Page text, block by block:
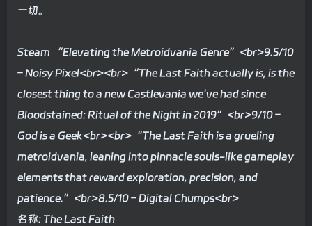
一切。
Steam “Elevating the Metroidvania Genre”<br>9.5/10
– Noisy Pixel<br><br>“The Last Faith actually is, is the
closest thing to a new Castlevania we’ve had since
Bloodstained: Ritual of the Night in 2019”<br>9/10 –
God is a Geek<br><br>“The Last Faith is a grueling
metroidvania, leaning into pinnacle souls-like gameplay
elements that reward exploration, precision, and
patience.”<br>8.5/10 – Digital Chumps<br>
名称: The Last Faith